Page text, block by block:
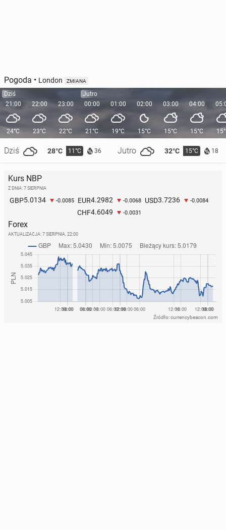
Pogoda • London ZMIANA
Dziś
21:00
24°C
Dziś 28°C 11°C 36 Jutro 32°C 15°C 18
22:00
23°C
23:00
22°C
Jutro
00:00
21°C
01:00
19°C
02:00
15°C
03:00
15°C
04:00
15°C
Kurs NBP
Z DNIA: 7 SIERPNIA
GBP5.0134 -0.0085 EUR4.2982 -0.0068 USD3.7236 -0.0084
CHF4.6049 -0.0031
Forex
AKTUALIZACJA: 7 SIERPNIA, 22:00
Źródło: currencybeacon.com